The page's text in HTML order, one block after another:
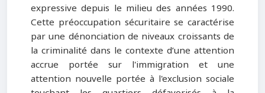
expressive depuis le milieu des années 1990.
Cette préoccupation sécuritaire se caractérise
par une dénonciation de niveaux croissants de
la criminalité dans le contexte d’une attention
accrue portée sur l'immigration et une
attention nouvelle portée à l'exclusion sociale